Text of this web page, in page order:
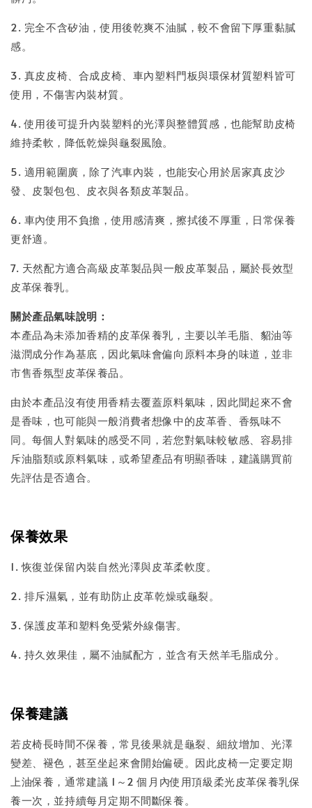
2. 完全不含矽油，使用後乾爽不油膩，較不會留下厚重黏膩
感。
3. 真皮皮椅、合成皮椅、車內塑料門板與環保材質塑料皆可
使用，不傷害內裝材質。
4. 使用後可提升內裝塑料的光澤與整體質感，也能幫助皮椅
維持柔軟，降低乾燥與龜裂風險。
5. 適用範圍廣，除了汽車內裝，也能安心用於居家真皮沙
發、皮製包包、皮衣與各類皮革製品。
6. 車內使用不負擔，使用感清爽，擦拭後不厚重，日常保養
更舒適。
7. 天然配方適合高級皮革製品與一般皮革製品，屬於長效型
皮革保養乳。
關於產品氣味說明：
本產品為未添加香精的皮革保養乳，主要以羊毛脂、貂油等
滋潤成分作為基底，因此氣味會偏向原料本身的味道，並非
市售香氛型皮革保養品。
由於本產品沒有使用香精去覆蓋原料氣味，因此聞起來不會
是香味，也可能與一般消費者想像中的皮革香、香氛味不
同。每個人對氣味的感受不同，若您對氣味較敏感、容易排
斥油脂類或原料氣味，或希望產品有明顯香味，建議購買前
先評估是否適合。
保養效果
1. 恢復並保留內裝自然光澤與皮革柔軟度。
2. 排斥濕氣，並有助防止皮革乾燥或龜裂。
3. 保護皮革和塑料免受紫外線傷害。
4. 持久效果佳，屬不油膩配方，並含有天然羊毛脂成分。
保養建議
若皮椅長時間不保養，常見後果就是龜裂、細紋增加、光澤
變差、褪色，甚至坐起來會開始偏硬。因此皮椅一定要定期
上油保養，通常建議 1～2 個月內使用頂級柔光皮革保養乳保
養一次，並持續每月定期不間斷保養。